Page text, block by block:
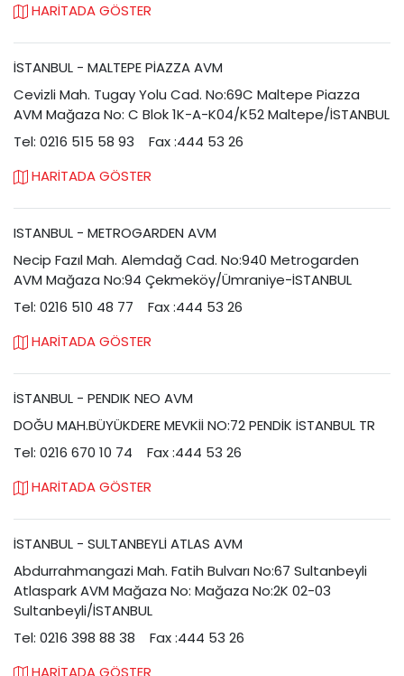
HARİTADA GÖSTER
İSTANBUL - MALTEPE PİAZZA AVM
Cevizli Mah. Tugay Yolu Cad. No:69C Maltepe Piazza
AVM Mağaza No: C Blok 1K-A-K04/K52 Maltepe/İSTANBUL
Tel: 0216 515 58 93
Fax :444 53 26
HARİTADA GÖSTER
ISTANBUL - METROGARDEN AVM
Necip Fazıl Mah. Alemdağ Cad. No:940 Metrogarden
AVM Mağaza No:94 Çekmeköy/Ümraniye-İSTANBUL
Tel: 0216 510 48 77
Fax :444 53 26
HARİTADA GÖSTER
İSTANBUL - PENDIK NEO AVM
DOĞU MAH.BÜYÜKDERE MEVKİİ NO:72 PENDİK İSTANBUL TR
Tel: 0216 670 10 74
Fax :444 53 26
HARİTADA GÖSTER
İSTANBUL - SULTANBEYLİ ATLAS AVM
Abdurrahmangazi Mah. Fatih Bulvarı No:67 Sultanbeyli
Atlaspark AVM Mağaza No: Mağaza No:2K 02-03
Sultanbeyli/İSTANBUL
Tel: 0216 398 88 38
Fax :444 53 26
HARİTADA GÖSTER